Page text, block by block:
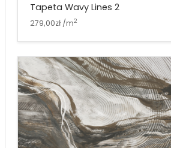
Tapeta Wavy Lines 2
279,00zł /m2